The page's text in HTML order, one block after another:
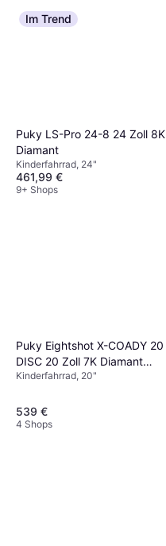
Im Trend
Puky LS-Pro 24-8 24 Zoll 8K
Diamant
Kinderfahrrad, 24"
461,99 €
9+ Shops
Puky Eightshot X-COADY 20
DISC 20 Zoll 7K Diamant
Grey
Kinderfahrrad, 20"
539 €
4 Shops